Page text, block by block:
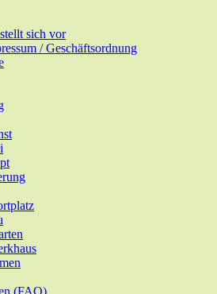
sich vor
/ Geschäftsordnung
(FAQ)